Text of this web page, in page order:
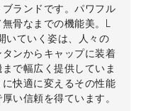
ランドです。パワフル
骨なまでの機能美。L
いていく姿は、人々の
ンからキャップに装着
で幅広く提供していま
快適に変えるその性能
い信頼を得ています。